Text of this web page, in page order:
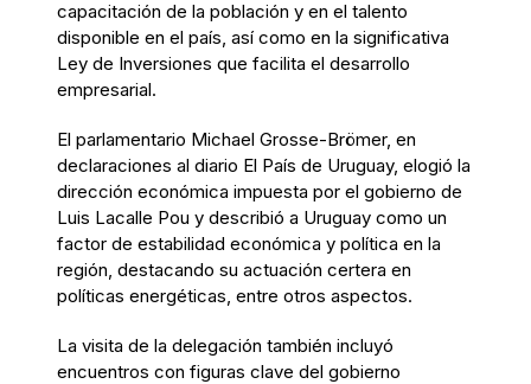
capacitación de la población y en el talento
disponible en el país, así como en la significativa
Ley de Inversiones que facilita el desarrollo
empresarial.
El parlamentario Michael Grosse-Brömer, en
declaraciones al diario El País de Uruguay, elogió la
dirección económica impuesta por el gobierno de
Luis Lacalle Pou y describió a Uruguay como un
factor de estabilidad económica y política en la
región, destacando su actuación certera en
políticas energéticas, entre otros aspectos.
La visita de la delegación también incluyó
encuentros con figuras clave del gobierno